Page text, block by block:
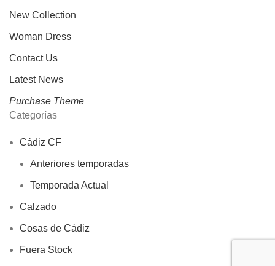
New Collection
Woman Dress
Contact Us
Latest News
Purchase Theme
Categorías
Cádiz CF
Anteriores temporadas
Temporada Actual
Calzado
Cosas de Cádiz
Fuera Stock